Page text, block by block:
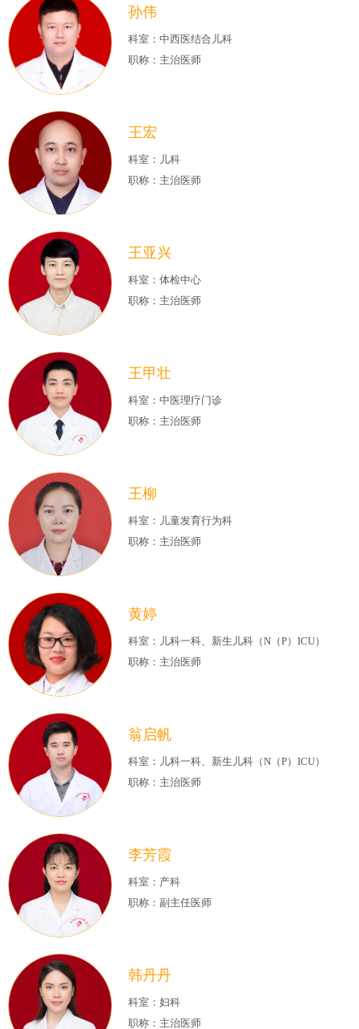
孙伟
科室：中西医结合儿科
职称：主治医师
王宏
科室：儿科
职称：主治医师
王亚兴
科室：体检中心
职称：主治医师
王甲壮
科室：中医理疗门诊
职称：主治医师
王柳
科室：儿童发育行为科
职称：主治医师
黄婷
科室：儿科一科、新生儿科（N（P）ICU）
职称：主治医师
翁启帆
科室：儿科一科、新生儿科（N（P）ICU）
职称：主治医师
李芳霞
科室：产科
职称：副主任医师
韩丹丹
科室：妇科
职称：主治医师